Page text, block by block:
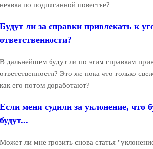
неявка по подписанной повестке?
Будут ли за справки привлекать к
ответственности?
В дальнейшем будут ли по этим справкам
ответственности? Это же пока что только
как его потом доработают?
Если меня судили за уклонение, что
будут...
Может ли мне грозить снова статья